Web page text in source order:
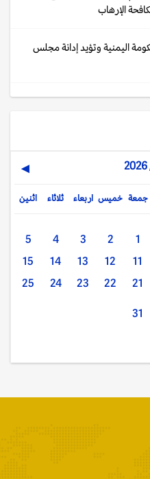
الإرهاب
اليمنية وتؤيد إدانة مجلس
▶
اثنين ثلاثاء اربعاء خميس جمعة
1
2
3
4
5
11
12
13
14
15
21
22
23
24
25
31